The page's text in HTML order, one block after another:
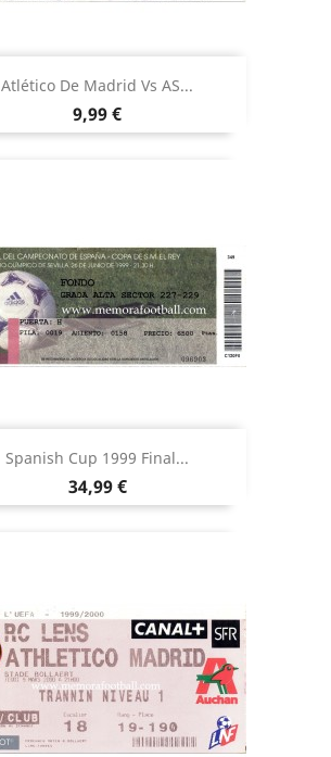
Atlético De Madrid Vs AS...
Precio
9,99 €
Spanish Cup 1999 Final...
Precio
34,99 €